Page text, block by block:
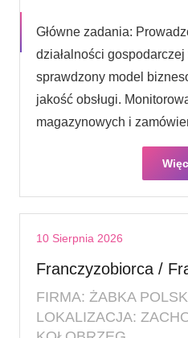
Główne zadania:
działalności
sprawdzony model
jakość obsługi.
magazynowych i
10 Sierpnia 2026
Franczyzobiorca /
FIRMA: ŻABKA
LOKALIZACJA: